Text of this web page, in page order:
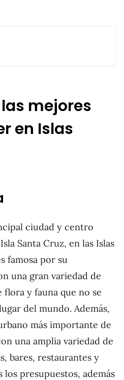
mejores
en Islas
ciudad y centro
Santa Cruz, en las Islas
famosa por su
una gran variedad de
flora y fauna que no se
del mundo. Además,
más importante de
una amplia variedad de
bares, restaurantes y
presupuestos, además